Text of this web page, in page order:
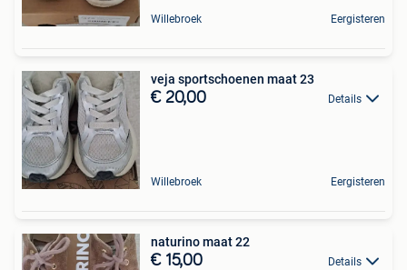
Willebroek Eergisteren
veja sportschoenen maat 23
€ 20,00 Details
Willebroek Eergisteren
naturino maat 22
€ 15,00 Details